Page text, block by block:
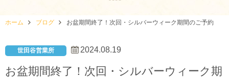
ホーム ブログ お盆期間終了！次回・シルバーウィーク期間のご予約
世田谷営業所 2024.08.19
お盆期間終了！次回・シルバーウィーク期